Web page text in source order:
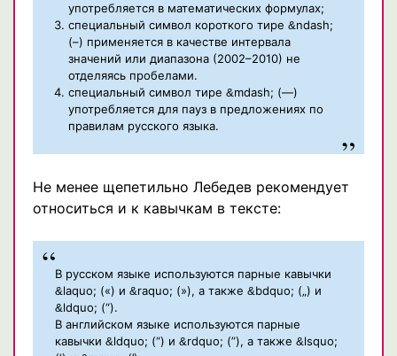
употребляется в математических формулах;
специальный символ короткого тире &ndash;
(–) применяется в качестве интервала
значений или диапазона (2002–2010) не
отделяясь пробелами.
специальный символ тире &mdash; (—)
употребляется для пауз в предложениях по
правилам русского языка.
Не менее щепетильно Лебедев рекомендует
относиться и к кавычкам в тексте:
В русском языке используются парные кавычки
&laquo; («) и &raquo; (»), а также &bdquo; („) и
&ldquo; (“).
В английском языке используются парные
кавычки &ldquo; (“) и &rdquo; (”), а также &lsquo;